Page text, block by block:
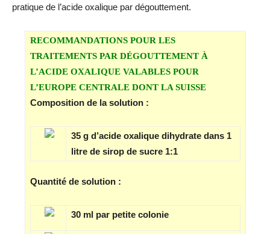
pratique de l’acide oxalique par dégouttement.
RECOMMANDATIONS POUR LES
TRAITEMENTS PAR DÉGOUTTEMENT À
L’ACIDE OXALIQUE VALABLES POUR
L’EUROPE CENTRALE DONT LA SUISSE
Composition de la solution :
35 g d’acide oxalique dihydrate dans 1
litre de sirop de sucre 1:1
Quantité de solution :
30 ml par petite colonie